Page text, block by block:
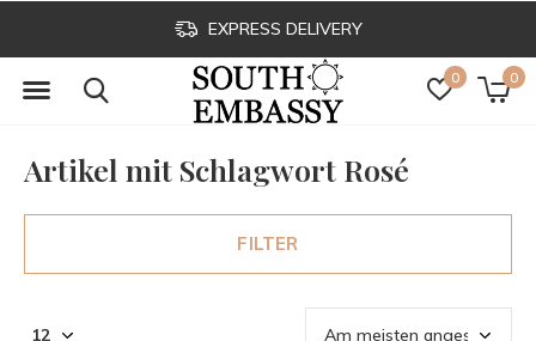
0 0
EXPRESS DELIVERY
Artikel mit Schlagwort Rosé
FILTER